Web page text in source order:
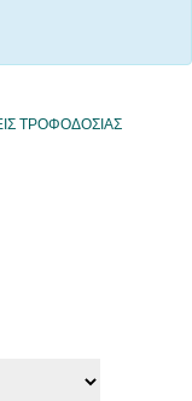
ΤΡΟΦΟΔΟΣΙΑΣ